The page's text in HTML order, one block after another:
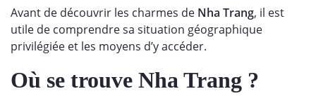
Avant de découvrir les charmes de Nha Trang, il est
utile de comprendre sa situation géographique
privilégiée et les moyens d’y accéder.
Où se trouve Nha Trang ?